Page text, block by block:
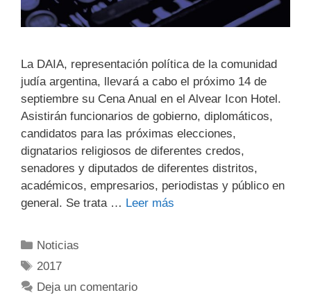
La DAIA, representación política de la comunidad
judía argentina, llevará a cabo el próximo 14 de
septiembre su Cena Anual en el Alvear Icon Hotel.
Asistirán funcionarios de gobierno, diplomáticos,
candidatos para las próximas elecciones,
dignatarios religiosos de diferentes credos,
senadores y diputados de diferentes distritos,
académicos, empresarios, periodistas y público en
general. Se trata … Leer más
Noticias
2017
Deja un comentario